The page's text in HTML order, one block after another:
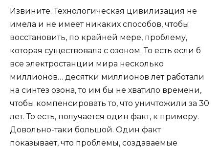
Извините. Технологическая цивилизация не
имела и не имеет никаких способов, чтобы
восстановить, по крайней мере, проблему,
которая существовала с озоном. То есть если б
все электростанции мира несколько
миллионов… десятки миллионов лет работали
на синтез озона, то им бы не хватило времени,
чтобы компенсировать то, что уничтожили за 30
лет. То есть, получается один факт, к примеру.
Довольно-таки большой. Один факт
показывает, что проблемы, создаваемые